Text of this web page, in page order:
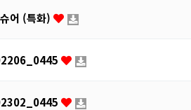
어 (특화)